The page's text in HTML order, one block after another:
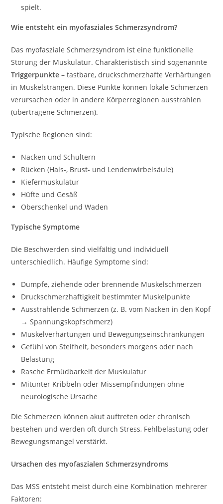
spielt.
Wie entsteht ein myofasziales Schmerzsyndrom?
Das myofasziale Schmerzsyndrom ist eine funktionelle
Störung der Muskulatur. Charakteristisch sind sogenannte
Triggerpunkte – tastbare, druckschmerzhafte Verhärtungen
in Muskelsträngen. Diese Punkte können lokale Schmerzen
verursachen oder in andere Körperregionen ausstrahlen
(übertragene Schmerzen).
Typische Regionen sind:
Nacken und Schultern
Rücken (Hals-, Brust- und Lendenwirbelsäule)
Kiefermuskulatur
Hüfte und Gesäß
Oberschenkel und Waden
Typische Symptome
Die Beschwerden sind vielfältig und individuell
unterschiedlich. Häufige Symptome sind:
Dumpfe, ziehende oder brennende Muskelschmerzen
Druckschmerzhaftigkeit bestimmter Muskelpunkte
Ausstrahlende Schmerzen (z. B. vom Nacken in den Kopf
→ Spannungskopfschmerz)
Muskelverhärtungen und Bewegungseinschränkungen
Gefühl von Steifheit, besonders morgens oder nach
Belastung
Rasche Ermüdbarkeit der Muskulatur
Mitunter Kribbeln oder Missempfindungen ohne
neurologische Ursache
Die Schmerzen können akut auftreten oder chronisch
bestehen und werden oft durch Stress, Fehlbelastung oder
Bewegungsmangel verstärkt.
Ursachen des myofaszialen Schmerzsyndroms
Das MSS entsteht meist durch eine Kombination mehrerer
Faktoren: